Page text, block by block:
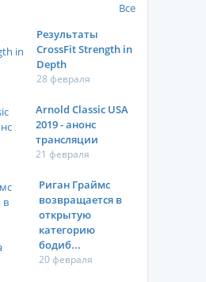
Все
Результаты
CrossFit Strength in
Depth
28 февраля
Arnold Classic USA
2019 - анонс
трансляции
21 февраля
Риган Граймс
возвращается в
открытую
категорию
бодиб...
20 февраля